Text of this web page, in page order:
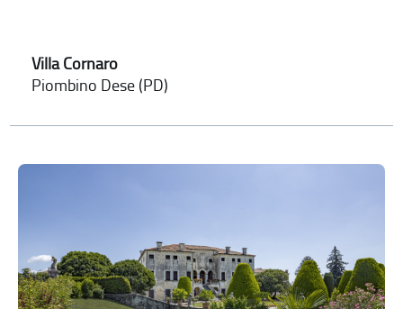
Villa Cornaro
Piombino Dese (PD)